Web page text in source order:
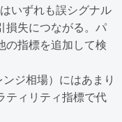
いずれも誤シグナル
損失につながる。パ
の指標を追加して検
ジ相場）にはあまり
ティリティ指標で代